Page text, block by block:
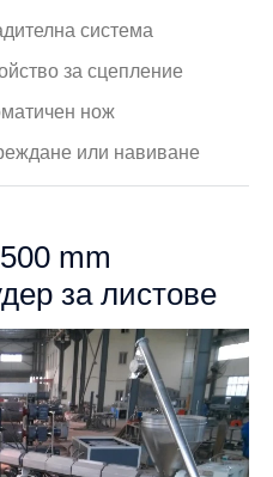
система
за сцепление
нож
или навиване
mm
за листове